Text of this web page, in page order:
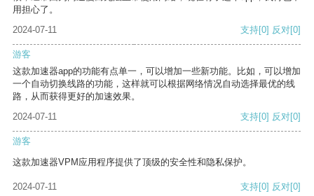
用担心了。
2024-07-11
支持[0] 反对[0]
游客
这款加速器app的功能有点单一，可以增加一些新功能。比如，可以增加
一个自动切换线路的功能，这样就可以根据网络情况自动选择最优的线
路，从而获得更好的加速效果。
2024-07-11
支持[0] 反对[0]
游客
这款加速器VPM应用程序提供了顶级的安全性和隐私保护。
2024-07-11 支持[0] 反对[0]